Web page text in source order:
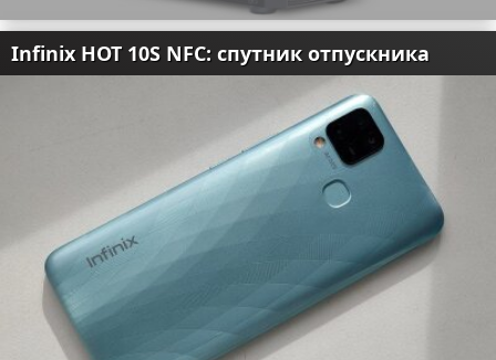
Infinix HOT 10S NFC: спутник отпускника